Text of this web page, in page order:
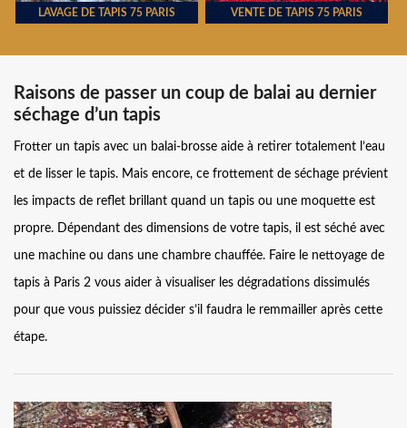
LAVAGE DE TAPIS 75 PARIS VENTE DE TAPIS 75 PARIS
Raisons de passer un coup de balai au dernier
séchage d’un tapis
Frotter un tapis avec un balai-brosse aide à retirer totalement l’eau
et de lisser le tapis. Mais encore, ce frottement de séchage prévient
les impacts de reflet brillant quand un tapis ou une moquette est
propre. Dépendant des dimensions de votre tapis, il est séché avec
une machine ou dans une chambre chauffée. Faire le nettoyage de
tapis à Paris 2 vous aider à visualiser les dégradations dissimulés
pour que vous puissiez décider s’il faudra le remmailler après cette
étape.